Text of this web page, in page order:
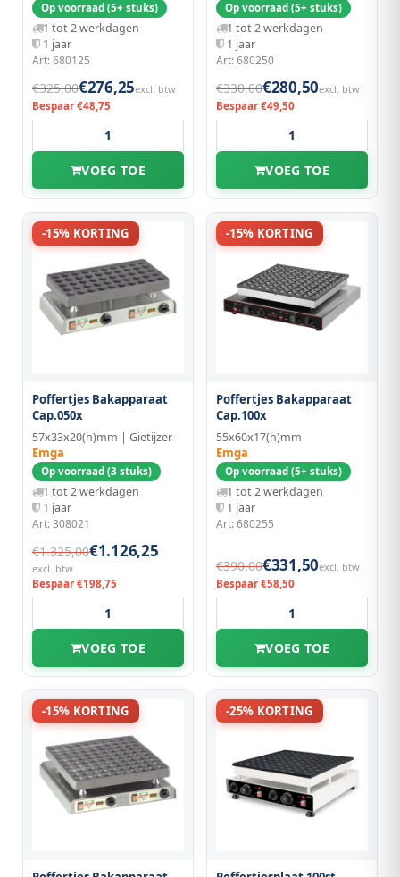
Op voorraad (5+ stuks)
1 tot 2 werkdagen
1 jaar
Art: 680125
€325,00€276,25excl. btw
Bespaar €48,75
VOEG TOE
Op voorraad (5+ stuks)
1 tot 2 werkdagen
1 jaar
Art: 680250
€330,00€280,50excl. btw
Bespaar €49,50
VOEG TOE
-15% KORTING
Poffertjes Bakapparaat
Cap.050x
57x33x20(h)mm | Gietijzer
Emga
Op voorraad (3 stuks)
1 tot 2 werkdagen
1 jaar
Art: 308021
€1.325,00€1.126,25
excl. btw
Bespaar €198,75
VOEG TOE
-15% KORTING
Poffertjes Bakapparaat
Cap.100x
55x60x17(h)mm
Emga
Op voorraad (5+ stuks)
1 tot 2 werkdagen
1 jaar
Art: 680255
€390,00€331,50excl. btw
Bespaar €58,50
VOEG TOE
-15% KORTING -25% KORTING